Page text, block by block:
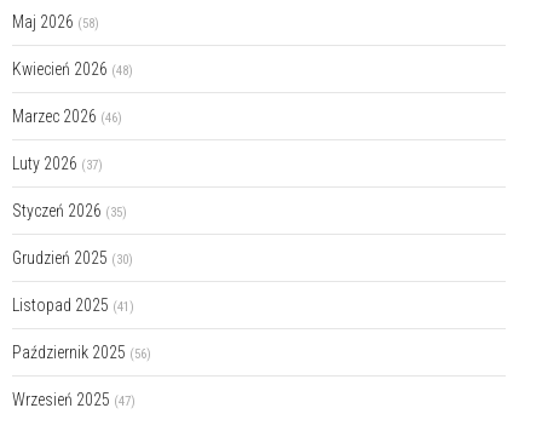
Maj 2026 (58)
Kwiecień 2026 (48)
Marzec 2026 (46)
Luty 2026 (37)
Styczeń 2026 (35)
Grudzień 2025 (30)
Listopad 2025 (41)
Październik 2025 (56)
Wrzesień 2025 (47)